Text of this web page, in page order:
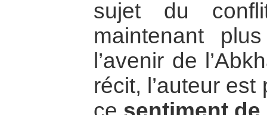
sujet du
maintenant
l’avenir de
récit, l’auteur